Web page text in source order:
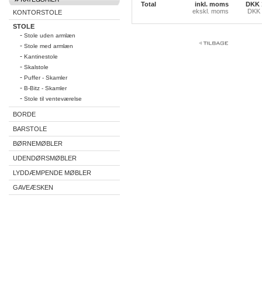
KONTORSTOLE
STOLE
- Stole uden armlæn
- Stole med armlæn
- Kantinestole
- Skalstole
- Puffer - Skamler
- B-Bitz - Skamler
- Stole til venteværelse
BORDE
BARSTOLE
BØRNEMØBLER
UDENDØRSMØBLER
LYDDÆMPENDE MØBLER
GAVEÆSKEN
Total
inkl. moms
DKK
ekskl. moms
DKK